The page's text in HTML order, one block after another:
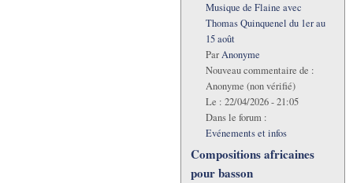
Musique de Flaine avec
Thomas Quinquenel du 1er au
15 août
ParAnonyme
Nouveau commentaire de :
Anonyme (non vérifié)
Le : 22/04/2026 - 21:05
Dans le forum :
Evénements et infos
Compositions africaines
pour basson